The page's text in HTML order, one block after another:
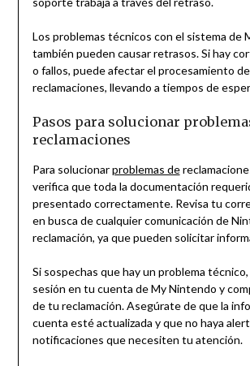
Los problemas técnicos con el sistema de
también pueden causar retrasos. Si hay
o fallos, puede afectar el procesamiento
reclamaciones, llevando a tiempos de
Pasos para solucionar
reclamaciones
Para solucionarproblemas de
verifica que toda la documentación
presentado correctamente. Revisa tu
en busca de cualquier comunicación de
reclamación, ya que pueden solicitar
Si sospechas que hay un problema
sesión en tu cuenta de My Nintendo y
de tu reclamación. Asegúrate de que la
cuenta esté actualizada y que no haya
notificaciones que necesiten tu atención.